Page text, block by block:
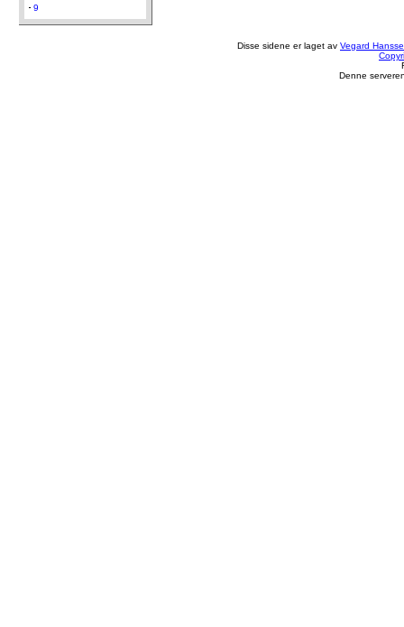
9
Disse sidene er laget av Vegard
Denne